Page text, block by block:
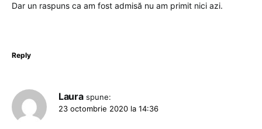
Dar un raspuns ca am fost admisă nu am primit nici azi.
Reply
Laura spune:
23 octombrie 2020 la 14:36